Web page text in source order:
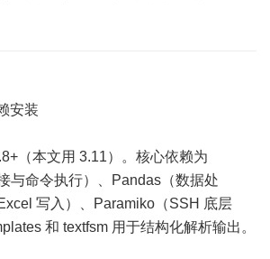
安装
（本文用 3.11）。核心依赖为
与命令执行）、Pandas（数据处
写入）、Paramiko（SSH 底层
和 textfsm 用于结构化解析输出。